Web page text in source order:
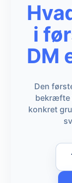
i
DM
Den
bekræfte
konkret